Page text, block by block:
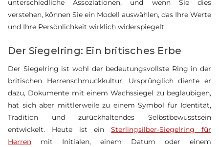
unterschiedliche Assoziationen, und wenn Sie dies
verstehen, können Sie ein Modell auswählen, das Ihre Werte
und Ihre Persönlichkeit wirklich widerspiegelt.
Der Siegelring: Ein britisches Erbe
Der Siegelring ist wohl der bedeutungsvollste Ring in der
britischen Herrenschmuckkultur. Ursprünglich diente er
dazu, Dokumente mit einem Wachssiegel zu beglaubigen,
hat sich aber mittlerweile zu einem Symbol für Identität,
Tradition und zurückhaltendes Selbstbewusstsein
entwickelt. Heute ist einSterlingsilber-Siegelring für
Herren mit Initialen, einem Datum oder einem